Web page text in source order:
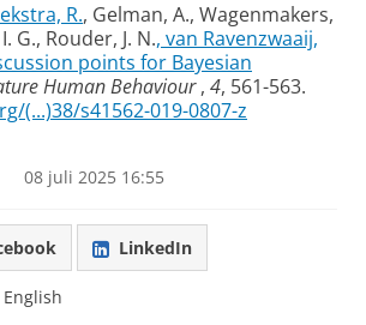
R., Gelman, A., Wagenmakers,
G., Rouder, J. N., van Ravenzwaaij,
points for Bayesian
Human Behaviour, 4, 561-563.
(...)38/s41562-019-0807-z
08 juli 2025 16:55
LinkedIn
English